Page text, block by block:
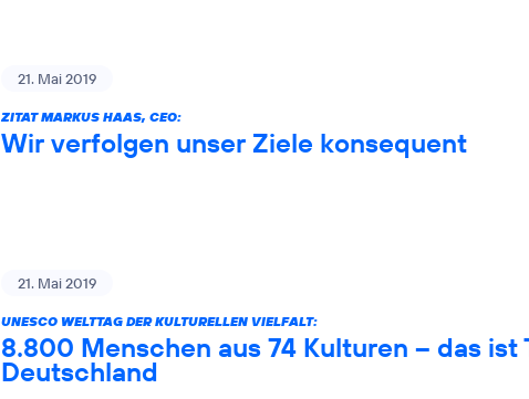
21. Mai 2019
ZITAT MARKUS HAAS, CEO:
Wir verfolgen unser Ziele konsequent
21. Mai 2019
UNESCO WELTTAG DER KULTURELLEN VIELFALT:
8.800 Menschen aus 74 Kulturen – das ist
Deutschland